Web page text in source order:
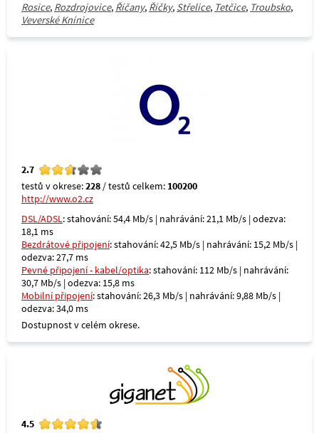
Rosice, Rozdrojovice, Říčany, Říčky, Střelice, Tetčice, Troubsko,
Veverské Knínice
2.7
testů v okrese:228 / testů celkem: 100200
http://www.o2.cz
DSL/ADSL: stahování: 54,4 Mb/s | nahrávání: 21,1 Mb/s | odezva:
18,1 ms
Bezdrátové připojení: stahování: 42,5 Mb/s | nahrávání: 15,2 Mb/s |
odezva: 27,7 ms
Pevné připojení - kabel/optika: stahování: 112 Mb/s | nahrávání:
30,7 Mb/s | odezva: 15,8 ms
Mobilní připojení: stahování: 26,3 Mb/s | nahrávání: 9,88 Mb/s |
odezva: 34,0 ms
Dostupnost v celém okrese.
4.5